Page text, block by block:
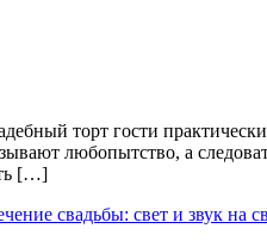
торт гости
любопытство, а
[…]